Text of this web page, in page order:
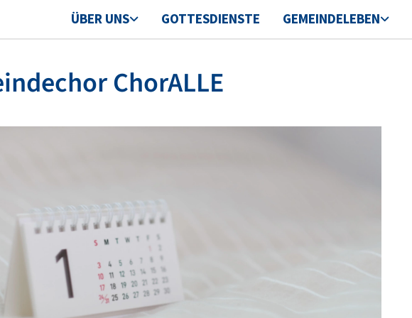
ÜBER UNS GOTTESDIENSTE GEMEINDELEBEN
ChorALLE